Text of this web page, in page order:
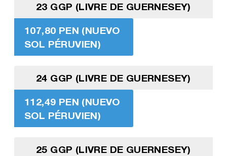
23 GGP (LIVRE DE GUERNESEY)
107,80 PEN (NUEVO
SOL PÉRUVIEN)
24 GGP (LIVRE DE GUERNESEY)
112,49 PEN (NUEVO
SOL PÉRUVIEN)
25 GGP (LIVRE DE GUERNESEY)